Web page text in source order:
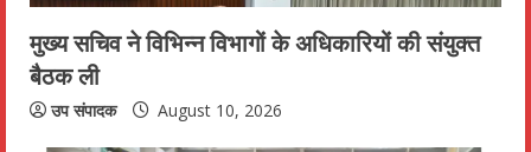
n
g
मुख्य सचिव ने विभिन्न विभागों के अधिकारियों की संयुक्त
बैठक ली
उप संपादक August 10, 2026